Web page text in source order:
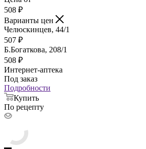
508 ₽
Варианты цен
Челюскинцев, 44/1
507 ₽
Б.Богаткова, 208/1
508 ₽
Интернет-аптека
Под заказ
Подробности
Купить
По рецепту